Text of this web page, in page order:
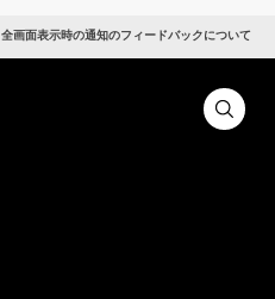
全画面表示時の通知のフィードバックについて